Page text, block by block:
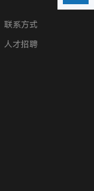
联系方式
人才招聘